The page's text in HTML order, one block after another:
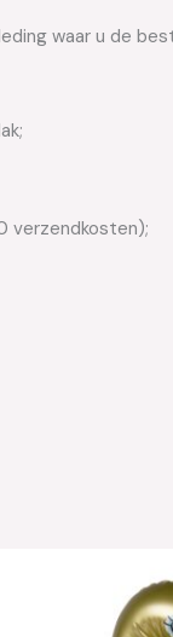
waar u de
verzendkosten);